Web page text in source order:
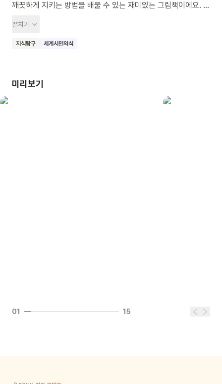
깨끗하게 지키는 방법을 배울 수 있는 재미있는 그림책이에요. 이
도사가 등장해서 친구들을 도와줘요. 우리 친구들은 도사님과
함께 일회용품을 덜 쓰고 재활용하는 '제로 웨이스트' 실천을
줄이는 멋진 습관을 길러 보아요.
펼치기
지식탐구 세계시민의식
미리보기
01 15